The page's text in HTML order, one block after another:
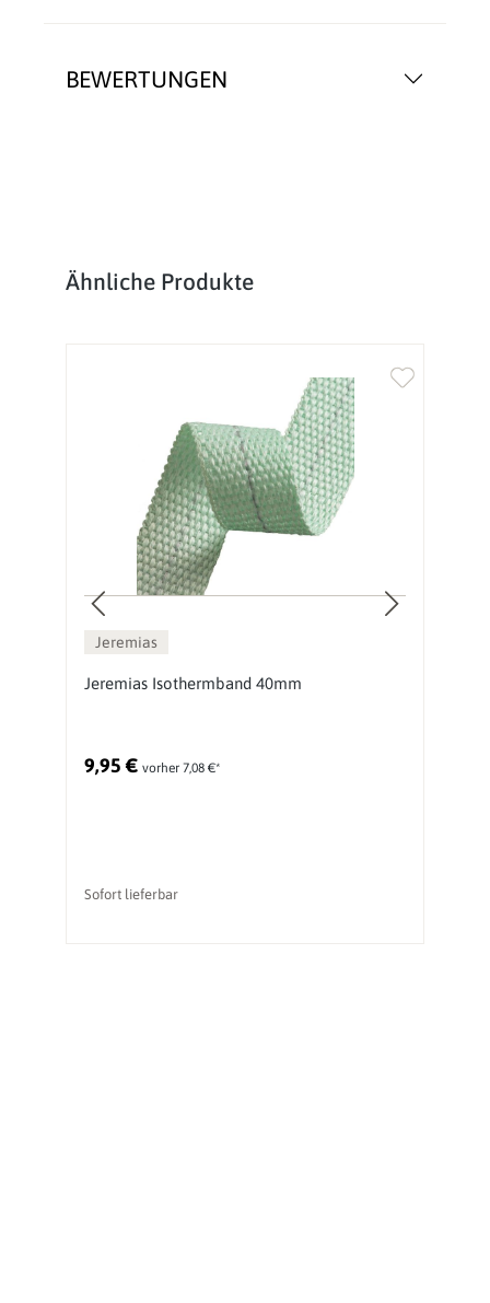
BEWERTUNGEN
Produktgalerie überspringen
Ähnliche Produkte
Jeremias
Jeremias Isothermband 40mm
9,95 € vorher 7,08 €*
Sofort lieferbar